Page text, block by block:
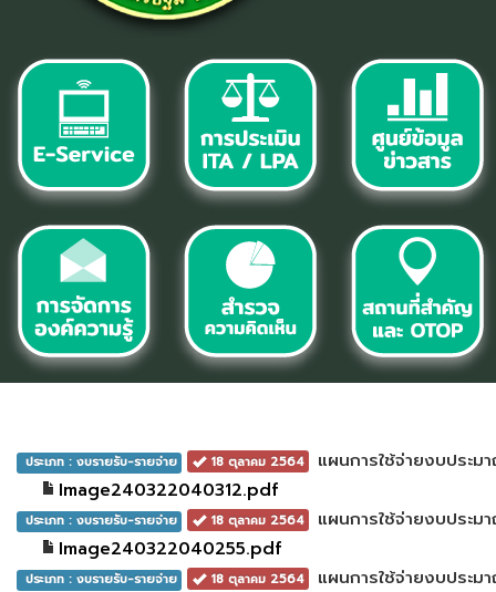
ประเภท : งบรายรับ-รายจ่าย 18 ตุลาคม 2564
แผนการใช้จ่ายงบประ
Image240322040312.pdf
ประเภท : งบรายรับ-รายจ่าย 18 ตุลาคม 2564
แผนการใช้จ่ายงบประ
Image240322040255.pdf
ประเภท : งบรายรับ-รายจ่าย 18 ตุลาคม 2564
แผนการใช้จ่ายงบประม